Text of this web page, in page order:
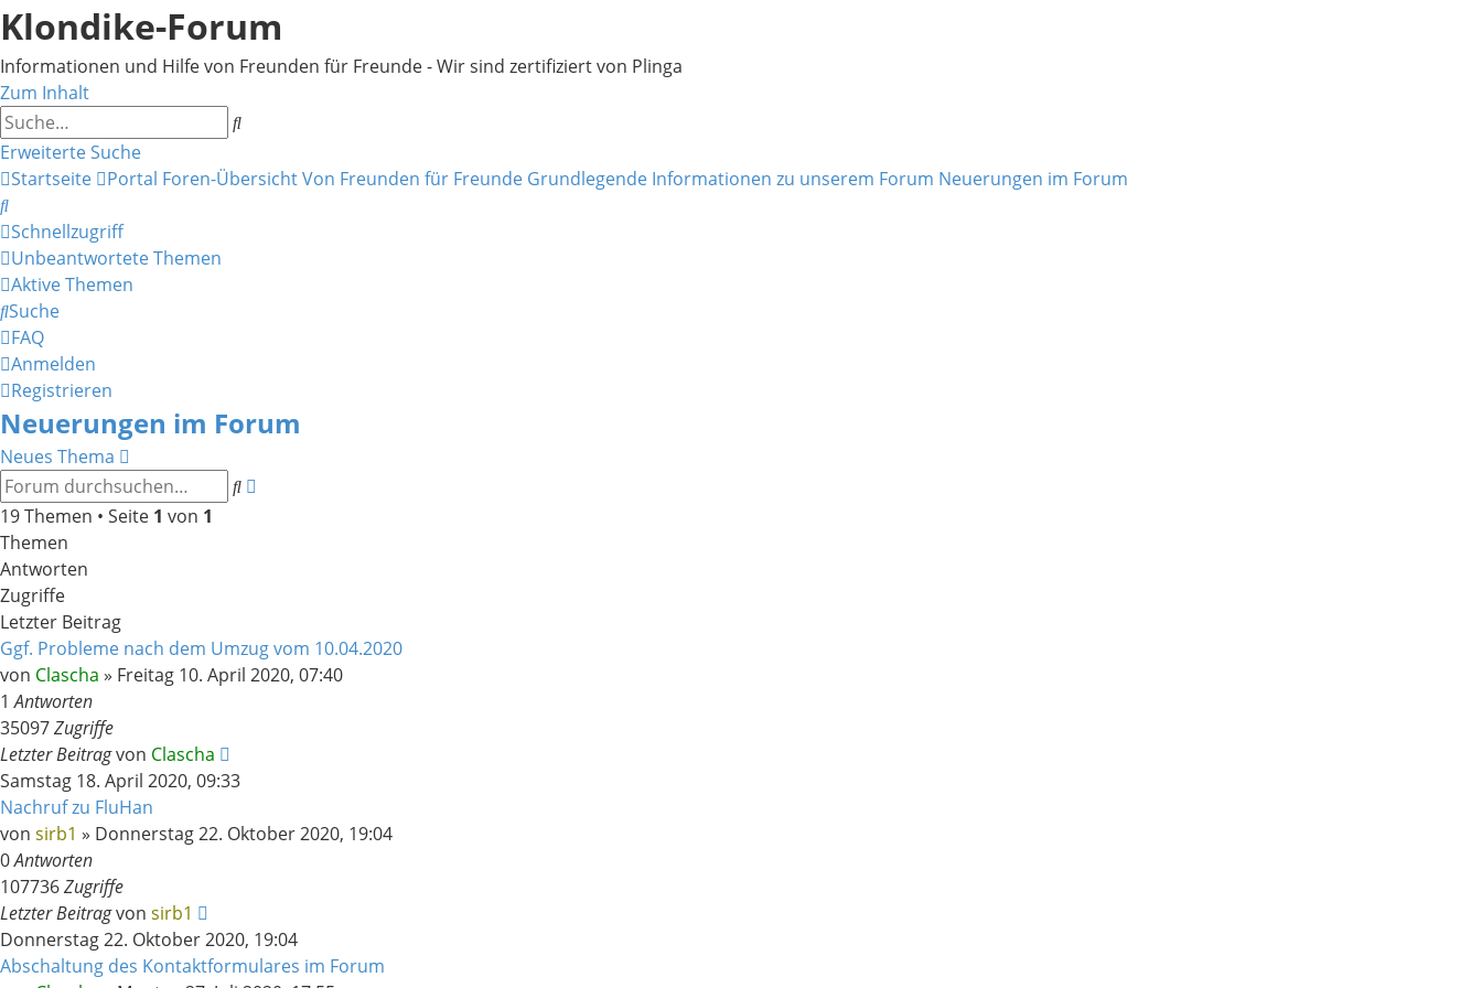
Klondike-Forum
Informationen und Hilfe von Freunden für Freunde - Wir sind zertifiziert von Plinga
Zum Inhalt
Suche
Erweiterte Suche
Startseite
Portal Foren-ÜbersichtVon Freunden für Freunde Grundlegende Informationen zu unserem Forum Neuerungen im Forum
Suche
Schnellzugriff
Unbeantwortete Themen
Aktive Themen
Suche
FAQ
Anmelden
Registrieren
Neuerungen im Forum
Neues Thema
Suche
19 Themen • Seite 1 von 1
Themen
Antworten
Zugriffe
Letzter Beitrag
Ggf. Probleme nach dem Umzug vom 10.04.2020
von Clascha » Freitag 10. April 2020, 07:40
1Antworten
35097Zugriffe
Letzter Beitragvon Clascha
Samstag 18. April 2020, 09:33
Nachruf zu FluHan
von sirb1 » Donnerstag 22. Oktober 2020, 19:04
0Antworten
107736Zugriffe
Letzter Beitragvon sirb1
Donnerstag 22. Oktober 2020, 19:04
Abschaltung des Kontaktformulares im Forum